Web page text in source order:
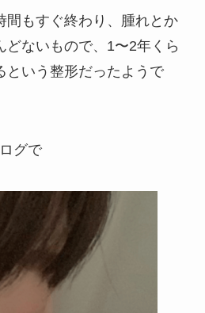
間もすぐ終わり、腫れとか
どないもので、1〜2年くら
という整形だったようで
グで